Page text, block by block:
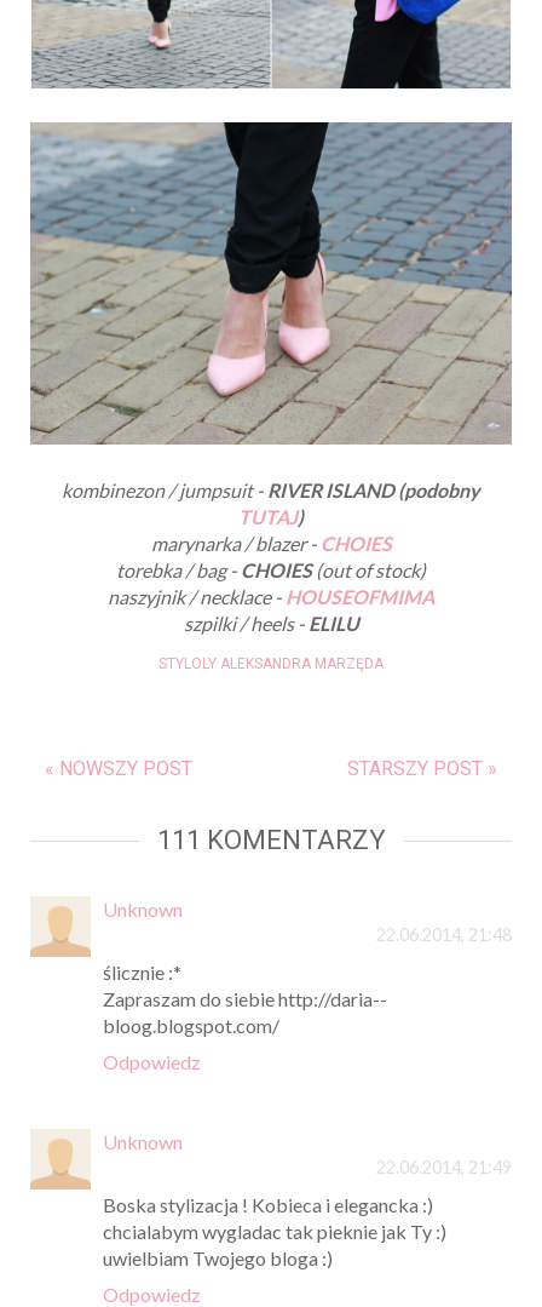
kombinezon / jumpsuit - RIVER ISLAND (podobny
TUTAJ)
marynarka / blazer - CHOIES
torebka / bag - CHOIES(out of stock)
naszyjnik / necklace - HOUSEOFMIMA
szpilki / heels - ELILU
STYLOLY ALEKSANDRA MARZĘDA
« NOWSZY POST STARSZY POST »
111 KOMENTARZY
Unknown
22.06.2014, 21:48
ślicznie :*
Zapraszam do siebie http://daria--
bloog.blogspot.com/
Odpowiedz
Unknown
22.06.2014, 21:49
Boska stylizacja ! Kobieca i elegancka :)
chcialabym wygladac tak pieknie jak Ty :)
uwielbiam Twojego bloga :)
Odpowiedz